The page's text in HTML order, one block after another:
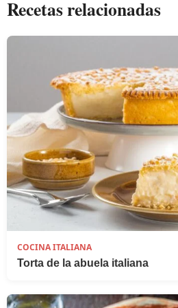
Recetas relacionadas
COCINA ITALIANA
Torta de la abuela italiana